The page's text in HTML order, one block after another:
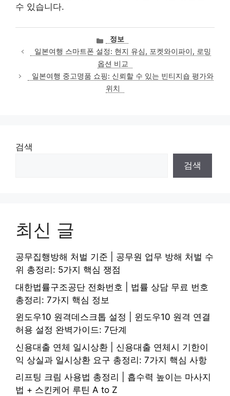
수 있습니다.
카
테
고
리
정보
일본여행 스마트폰 설정: 현지 유심, 포켓와이파이, 로밍
옵션 비교
일본여행 중고명품 쇼핑: 신뢰할 수 있는 빈티지숍 평가와
위치
검색
검색
최신 글
공무집행방해 처벌 기준 | 공무원 업무 방해 처벌 수
위 총정리: 5가지 핵심 쟁점
대한법률구조공단 전화번호 | 법률 상담 무료 번호
총정리: 7가지 핵심 정보
윈도우10 원격데스크톱 설정 | 윈도우10 원격 연결
허용 설정 완벽가이드: 7단계
신용대출 연체 일시상환 | 신용대출 연체시 기한이
익 상실과 일시상환 요구 총정리: 7가지 핵심 사항
리프팅 크림 사용법 총정리 | 흡수력 높이는 마사지
법 + 스킨케어 루틴 A to Z